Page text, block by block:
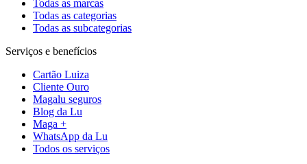
Todas as marcas
Todas as categorias
Todas as subcategorias
Serviços e benefícios
Cartão Luiza
Cliente Ouro
Magalu seguros
Blog da Lu
Maga +
WhatsApp da Lu
Todos os serviços